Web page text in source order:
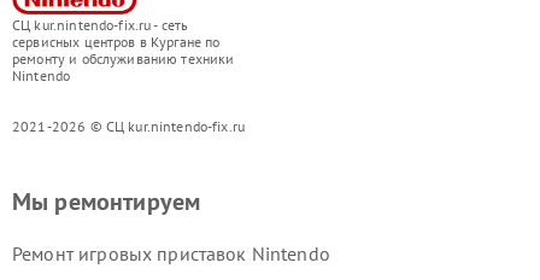
СЦ kur.nintendo-fix.ru - сеть
сервисных центров в Кургане по
ремонту и обслуживанию техники
Nintendo
2021-2026 © СЦ kur.nintendo-fix.ru
Мы ремонтируем
Ремонт игровых приставок Nintendo